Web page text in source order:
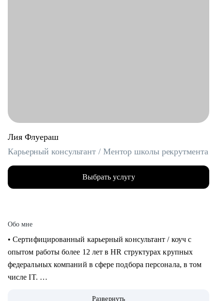
Лия Флуераш
Карьерный консультант / Ментор школы рекрутмента
Выбрать услугу
Обо мне
• Сертифицированный карьерный консультант / коуч с
опытом работы более 12 лет в HR структурах крупных
федеральных компаний в сфере подбора персонала, в том
числе IT.
Развернуть